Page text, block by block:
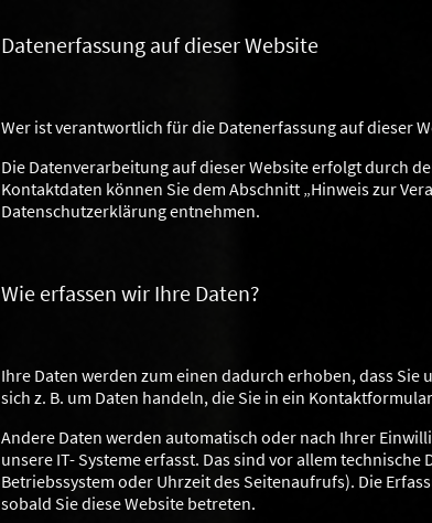
Datenerfassung auf dieser Website
Wer ist verantwortlich für die Datenerfassung auf dieser
Die Datenverarbeitung auf dieser Website erfolgt durch
Kontaktdaten können Sie dem Abschnitt „Hinweis zur
Datenschutzerklärung entnehmen.
Wie erfassen wir Ihre Daten?
Ihre Daten werden zum einen dadurch erhoben, dass Sie
sich z. B. um Daten handeln, die Sie in ein
Andere Daten werden automatisch oder nach Ihrer
unsere IT- Systeme erfasst. Das sind vor allem technische
Betriebssystem oder Uhrzeit des Seitenaufrufs). Die
sobald Sie diese Website betreten.